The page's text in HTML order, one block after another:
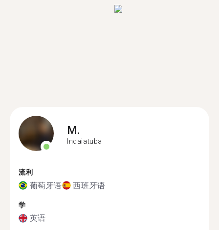
M.
Indaiatuba
流利
葡萄牙语 西班牙语
学
英语